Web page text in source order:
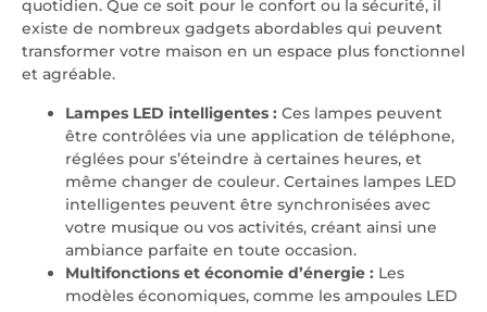
quotidien. Que ce soit pour le confort ou la sécurité, il
existe de nombreux gadgets abordables qui peuvent
transformer votre maison en un espace plus fonctionnel
et agréable.
Lampes LED intelligentes : Ces lampes peuvent
être contrôlées via une application de téléphone,
réglées pour s’éteindre à certaines heures, et
même changer de couleur. Certaines lampes LED
intelligentes peuvent être synchronisées avec
votre musique ou vos activités, créant ainsi une
ambiance parfaite en toute occasion.
Multifonctions et économie d’énergie : Les
modèles économiques, comme les ampoules LED